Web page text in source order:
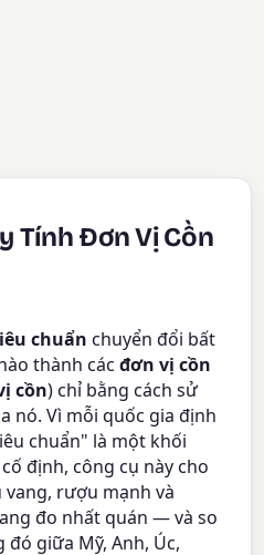
Tính Đơn Vị Cồn
chuẩn chuyển đổi bất
thành cácđơn vị cồn
cồn) chỉ bằng cách sử
nó. Vì mỗi quốc gia định
chuẩn" là một khối
định, công cụ này cho
rượu mạnh và
đo nhất quán — và so
giữa Mỹ, Anh, Úc,